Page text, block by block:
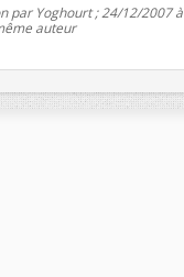
par Yoghourt ; 24/12/2007 à
auteur